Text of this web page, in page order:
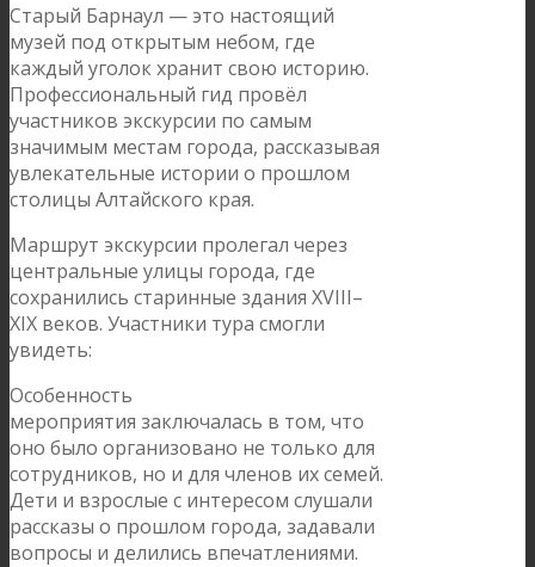
Старый Барнаул — это настоящий
музей под открытым небом, где
каждый уголок хранит свою историю.
Профессиональный гид провёл
участников экскурсии по самым
значимым местам города, рассказывая
увлекательные истории о прошлом
столицы Алтайского края.
Маршрут экскурсии пролегал через
центральные улицы города, где
сохранились старинные здания XVIII–
XIX веков. Участники тура смогли
увидеть:
Особенность
мероприятия заключалась в том, что
оно было организовано не только для
сотрудников, но и для членов их семей.
Дети и взрослые с интересом слушали
рассказы о прошлом города, задавали
вопросы и делились впечатлениями.